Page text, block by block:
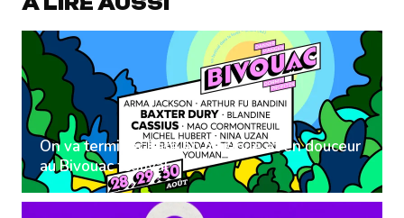
On va terminer l'été en musique et en douceur
au Bivouac festival